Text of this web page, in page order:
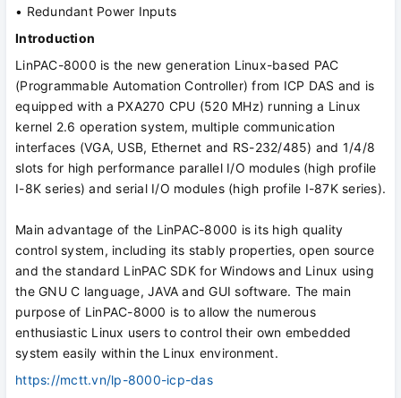
• Redundant Power Inputs
Introduction
LinPAC-8000 is the new generation Linux-based PAC
(Programmable Automation Controller) from ICP DAS and is
equipped with a PXA270 CPU (520 MHz) running a Linux
kernel 2.6 operation system, multiple communication
interfaces (VGA, USB, Ethernet and RS-232/485) and 1/4/8
slots for high performance parallel I/O modules (high profile
I-8K series) and serial I/O modules (high profile I-87K series).
Main advantage of the LinPAC-8000 is its high quality
control system, including its stably properties, open source
and the standard LinPAC SDK for Windows and Linux using
the GNU C language, JAVA and GUI software. The main
purpose of LinPAC-8000 is to allow the numerous
enthusiastic Linux users to control their own embedded
system easily within the Linux environment.
https://mctt.vn/lp-8000-icp-das